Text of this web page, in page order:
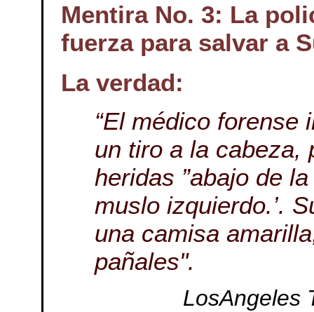
Mentira No. 3: La
fuerza para salvar a
La verdad:
“El médico forense
un tiro a la cabeza,
heridas ”abajo de
muslo izquierdo.’.
una camisa
pañales".
LosAngeles